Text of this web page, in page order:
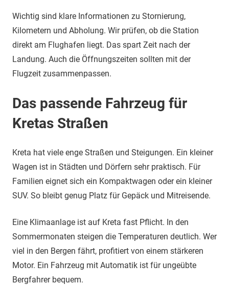
Wichtig sind klare Informationen zu Stornierung,
Kilometern und Abholung. Wir prüfen, ob die Station
direkt am Flughafen liegt. Das spart Zeit nach der
Landung. Auch die Öffnungszeiten sollten mit der
Flugzeit zusammenpassen.
Das passende Fahrzeug für
Kretas Straßen
Kreta hat viele enge Straßen und Steigungen. Ein kleiner
Wagen ist in Städten und Dörfern sehr praktisch. Für
Familien eignet sich ein Kompaktwagen oder ein kleiner
SUV. So bleibt genug Platz für Gepäck und Mitreisende.
Eine Klimaanlage ist auf Kreta fast Pflicht. In den
Sommermonaten steigen die Temperaturen deutlich. Wer
viel in den Bergen fährt, profitiert von einem stärkeren
Motor. Ein Fahrzeug mit Automatik ist für ungeübte
Bergfahrer bequem.